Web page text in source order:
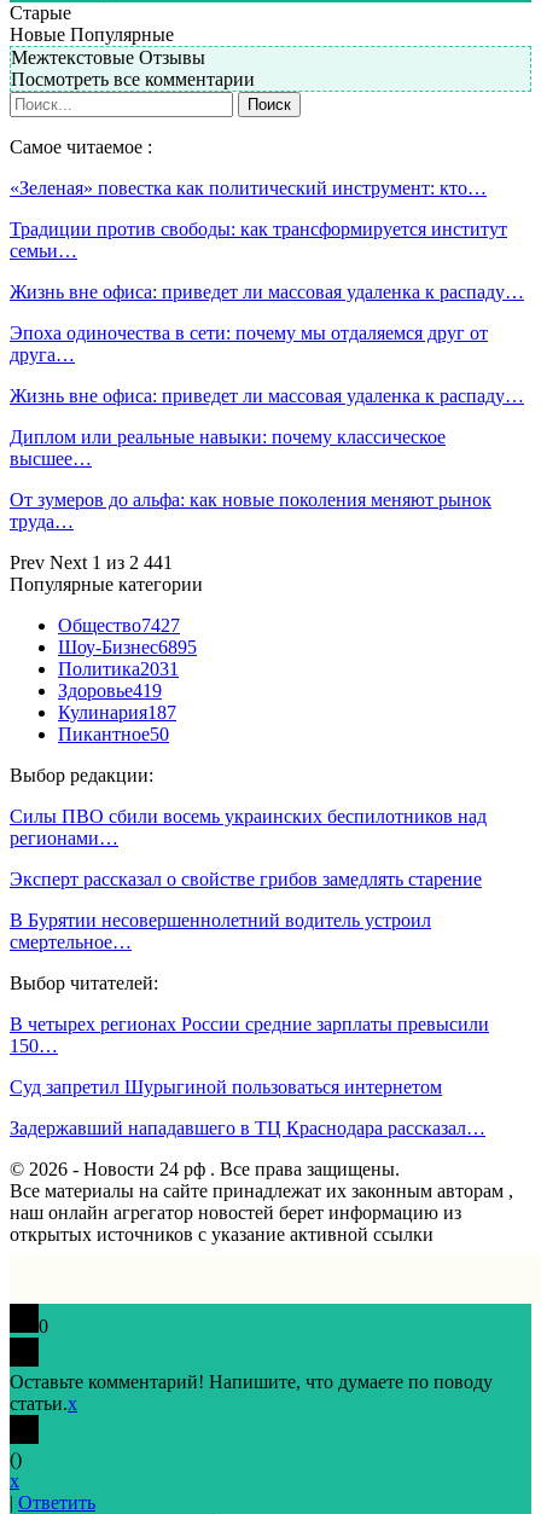
Старые
Новые Популярные
Межтекстовые Отзывы
Посмотреть все комментарии
Самое читаемое :
«Зеленая» повестка как политический инструмент: кто…
Традиции против свободы: как трансформируется институт
семьи…
Жизнь вне офиса: приведет ли массовая удаленка к распаду…
Эпоха одиночества в сети: почему мы отдаляемся друг от
друга…
Жизнь вне офиса: приведет ли массовая удаленка к распаду…
Диплом или реальные навыки: почему классическое
высшее…
От зумеров до альфа: как новые поколения меняют рынок
труда…
Prev Next 1 из 2 441
Популярные категории
Общество7427
Шоу-Бизнес6895
Политика2031
Здоровье419
Кулинария187
Пикантное50
Выбор редакции:
Силы ПВО сбили восемь украинских беспилотников над
регионами…
Эксперт рассказал о свойстве грибов замедлять старение
В Бурятии несовершеннолетний водитель устроил
смертельное…
Выбор читателей:
В четырех регионах России средние зарплаты превысили
150…
Суд запретил Шурыгиной пользоваться интернетом
Задержавший нападавшего в ТЦ Краснодара рассказал…
© 2026 - Новости 24 рф . Все права защищены.
Все материалы на сайте принадлежат их законным авторам ,
наш онлайн агрегатор новостей берет информацию из
открытых источников с указание активной ссылки
0
Оставьте комментарий! Напишите, что думаете по поводу
статьи.x
()
x
| Ответить